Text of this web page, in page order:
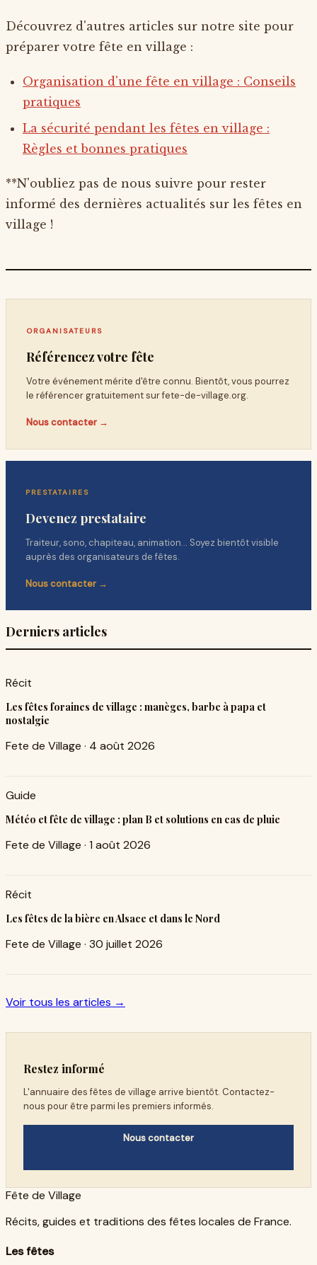
Découvrez d'autres articles sur notre site pour
préparer votre fête en village :
Organisation d'une fête en village : Conseils
pratiques
La sécurité pendant les fêtes en village :
Règles et bonnes pratiques
**N'oubliez pas de nous suivre pour rester
informé des dernières actualités sur les fêtes en
village !
ORGANISATEURS
Référencez votre fête
Votre événement mérite d'être connu. Bientôt, vous pourrez
le référencer gratuitement surfete-de-village.org.
Nous contacter →
PRESTATAIRES
Devenez prestataire
Traiteur, sono, chapiteau, animation… Soyez bientôt visible
auprès des organisateurs de fêtes.
Nous contacter →
Derniers articles
Récit
Les fêtes foraines de village : manèges, barbe à papa et
nostalgie
Fete de Village · 4 août 2026
Guide
Météo et fête de village : plan B et solutions en cas de pluie
Fete de Village · 1 août 2026
Récit
Les fêtes de la bière en Alsace et dans le Nord
Fete de Village · 30 juillet 2026
Voir tous les articles →
Restez informé
L'annuaire des fêtes de village arrive bientôt. Contactez-
nous pour être parmi les premiers informés.
Nous contacter
Fête de Village
Récits, guides et traditions des fêtes locales de France.
Les fêtes